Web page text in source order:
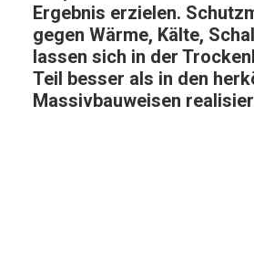
Ergebnis erzielen.
gegen Wärme, Kälte,
lassen sich in der
Teil besser als in den
Massivbauweisen